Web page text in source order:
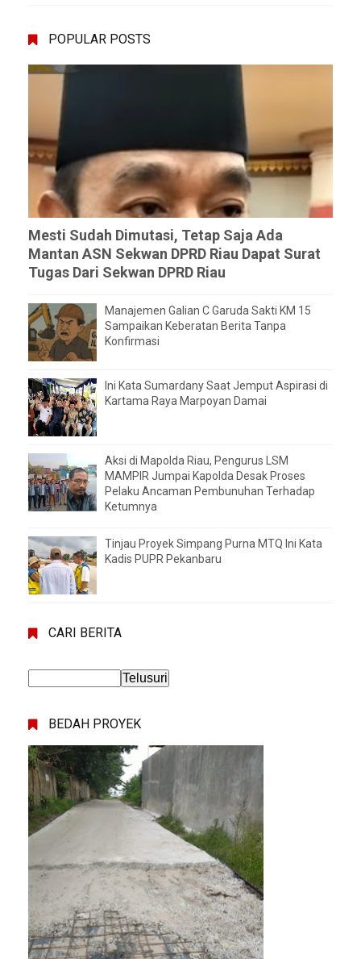
POPULAR POSTS
Mesti Sudah Dimutasi, Tetap Saja Ada
Mantan ASN Sekwan DPRD Riau Dapat Surat
Tugas Dari Sekwan DPRD Riau
Manajemen Galian C Garuda Sakti KM 15
Sampaikan Keberatan Berita Tanpa
Konfirmasi
Ini Kata Sumardany Saat Jemput Aspirasi di
Kartama Raya Marpoyan Damai
Aksi di Mapolda Riau, Pengurus LSM
MAMPIR Jumpai Kapolda Desak Proses
Pelaku Ancaman Pembunuhan Terhadap
Ketumnya
Tinjau Proyek Simpang Purna MTQ Ini Kata
Kadis PUPR Pekanbaru
CARI BERITA
BEDAH PROYEK